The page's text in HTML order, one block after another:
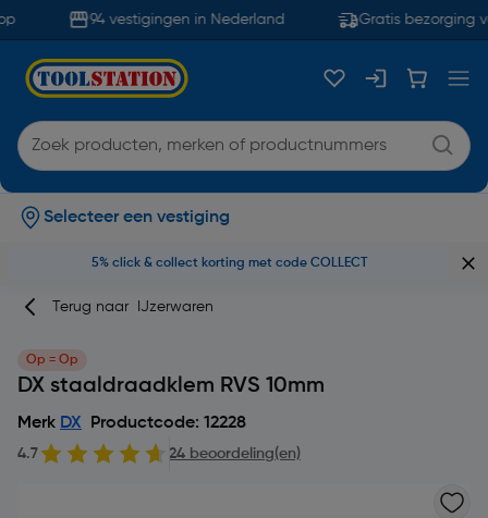
94 vestigingen in Nederland Gratis bezorging
Selecteer een vestiging
5% click & collect korting met code COLLECT
Terug naar IJzerwaren
Op = Op
DX staaldraadklem RVS 10mm
Merk DX Productcode: 12228
4.7 24 beoordeling(en)